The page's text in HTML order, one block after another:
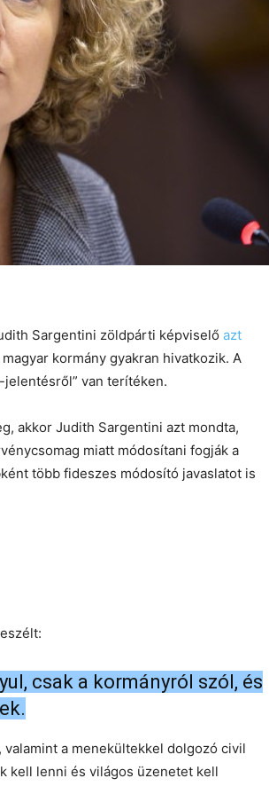
Sargentini zöldpárti képviselő azt
kormány gyakran hivatkozik. A
jelentésről” van terítéken.
akkor Judith Sargentini azt mondta,
miatt módosítani fogják a
több fideszes módosító javaslatot is
csak a kormányról szól, és
a menekültekkel dolgozó civil
kell lenni és világos üzenetet kell